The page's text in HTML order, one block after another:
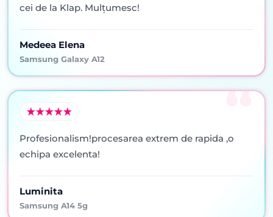
cei de la Klap. Mulţumesc!
Medeea Elena
Samsung Galaxy A12
Profesionalism!procesarea extrem de rapida ,o
echipa excelenta!
Luminita
Samsung A14 5g